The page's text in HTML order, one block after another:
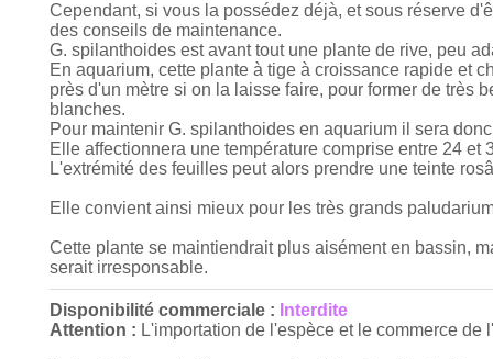
Cependant, si vous la possédez déjà, et sous réserve
des conseils de maintenance.
G. spilanthoides est avant tout une plante de rive, peu
En aquarium, cette plante à tige à croissance rapide et
près d'un mètre si on la laisse faire, pour former de très
blanches.
Pour maintenir G. spilanthoides en aquarium il sera
Elle affectionnera une température comprise entre 24 et
L'extrémité des feuilles peut alors prendre une teinte
Elle convient ainsi mieux pour les très grands
Cette plante se maintiendrait plus aisément en bassin,
serait irresponsable.
Disponibilité commerciale : Interdite
Attention : L'importation de l'espèce et le commerce